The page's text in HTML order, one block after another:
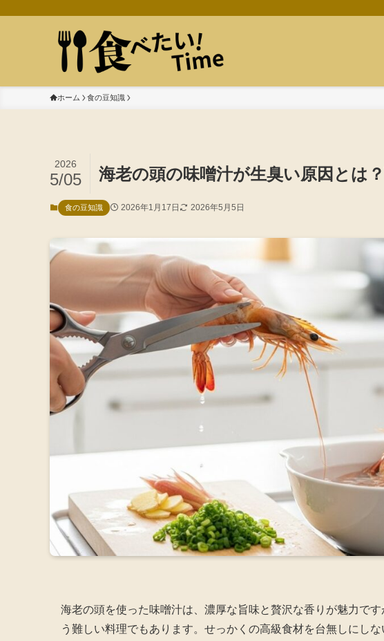
ホーム 食の豆知識
海老の頭の味噌汁が生臭い原因とは
2026
5/05
食の豆知識 2026年1月17日 2026年5月5日
海老の頭を使った味噌汁は、濃厚な旨味と贅沢な香りが魅力で
う難しい料理でもあります。せっかくの高級食材を台無しにし